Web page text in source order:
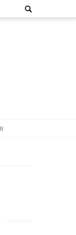
Search
for: